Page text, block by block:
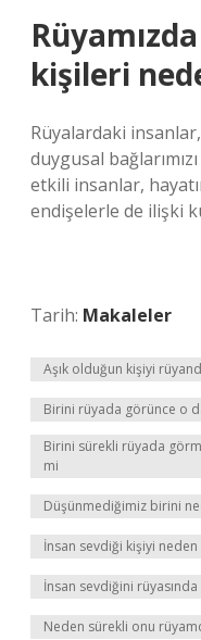
kişileri
Rüyalardaki insanlar,
duygusal
etkili insanlar,
endişelerle de ilişki
Tarih: Makaleler
Aşık olduğun kişiyi
Birini rüyada görünce o
Birini sürekli rüyada
mi
Düşünmediğimiz birini
İnsan sevdiği kişiyi
İnsan sevdiğini
Neden sürekli onu